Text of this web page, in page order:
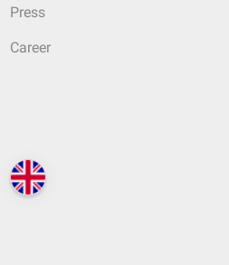
Press
Career